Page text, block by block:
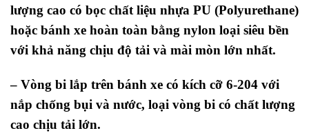
lượng cao có bọc chất liệu nhựa PU (Polyurethane)
hoặc bánh xe hoàn toàn bằng nylon loại siêu bền
với khả năng chịu độ tải và mài mòn lớn nhất.
– Vòng bi lắp trên bánh xe có kích cỡ 6-204 với
nắp chống bụi và nước, loại vòng bi có chất lượng
cao chịu tải lớn.